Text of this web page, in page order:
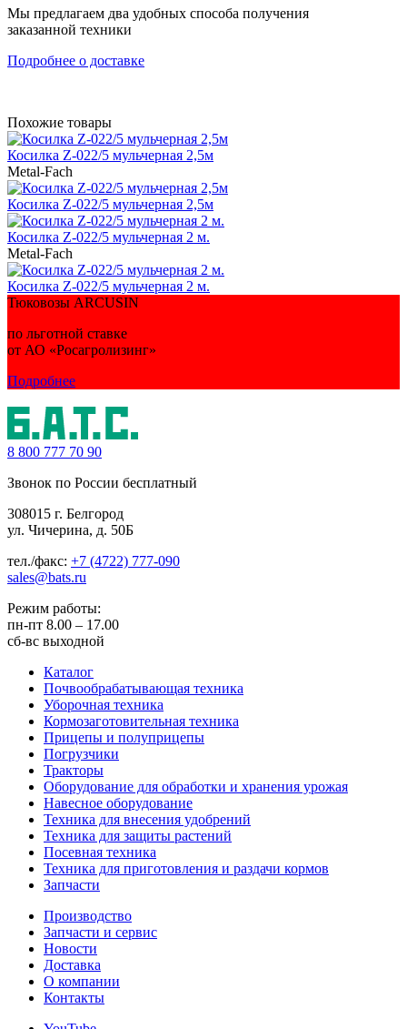
Мы предлагаем два удобных способа получения
заказанной техники
Подробнее о доставке
Похожие товары
Косилка Z-022/5 мульчерная 2,5м
Metal-Fach
Косилка Z-022/5 мульчерная 2,5м
Косилка Z-022/5 мульчерная 2 м.
Metal-Fach
Косилка Z-022/5 мульчерная 2 м.
Тюковозы ARCUSIN
по льготной ставке
от АО «Росагролизинг»
Подробнее
8 800 777 70 90
Звонок по России бесплатный
308015 г. Белгород
ул. Чичерина, д. 50Б
тел./факс: +7 (4722) 777-090
sales@bats.ru
Режим работы:
пн-пт 8.00 – 17.00
сб-вс выходной
Каталог
Почвообрабатывающая техника
Уборочная техника
Кормозаготовительная техника
Прицепы и полуприцепы
Погрузчики
Тракторы
Оборудование для обработки и хранения урожая
Навесное оборудование
Техника для внесения удобрений
Техника для защиты растений
Посевная техника
Техника для приготовления и раздачи кормов
Запчасти
Производство
Запчасти и сервис
Новости
Доставка
О компании
Контакты